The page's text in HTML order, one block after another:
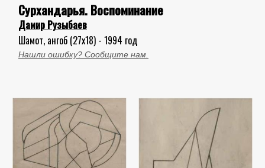
Сурхандарья. Воспоминание
Дамир Рузыбаев
Шамот, ангоб (27x18) - 1994 год
Нашли ошибку? Сообщите нам.